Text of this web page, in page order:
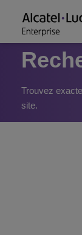
Trouvez
site.